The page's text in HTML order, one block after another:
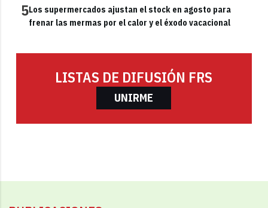
5Los supermercados ajustan el stock en agosto para
frenar las mermas por el calor y el éxodo vacacional
LISTAS DE DIFUSIÓN FRS
UNIRME